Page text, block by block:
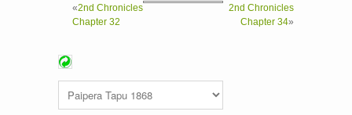
«2nd Chronicles
Chapter 32
2nd Chronicles
Chapter 34»